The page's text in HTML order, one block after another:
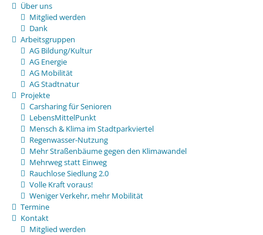
Über uns
Mitglied werden
Dank
Arbeitsgruppen
AG Bildung/Kultur
AG Energie
AG Mobilität
AG Stadtnatur
Projekte
Carsharing für Senioren
LebensMittelPunkt
Mensch & Klima im Stadtparkviertel
Regenwasser-Nutzung
Mehr Straßenbäume gegen den Klimawandel
Mehrweg statt Einweg
Rauchlose Siedlung 2.0
Volle Kraft voraus!
Weniger Verkehr, mehr Mobilität
Termine
Kontakt
Mitglied werden